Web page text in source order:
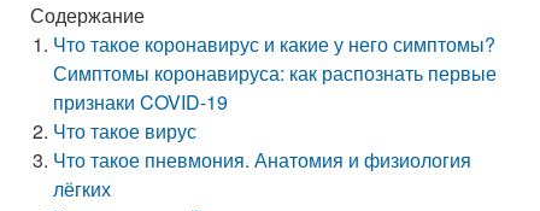
Содержание
Что такое коронавирус и какие у него симптомы?
Симптомы коронавируса: как распознать первые
признаки COVID-19
Что такое вирус
Что такое пневмония. Анатомия и физиология
лёгких